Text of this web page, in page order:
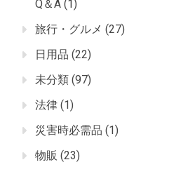
Q＆A (1)
旅行・グルメ (27)
日用品 (22)
未分類 (97)
法律 (1)
災害時必需品 (1)
物販 (23)